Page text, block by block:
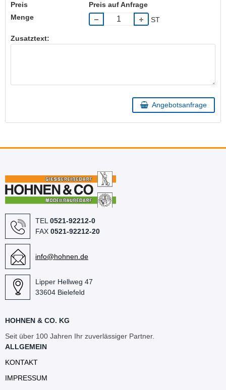
Preis
Preis auf Anfrage
Menge
ST
Zusatztext:
Angebotsanfrage
TEL 0521-92212-0
FAX 0521-92212-20
info@hohnen.de
Lipper Hellweg 47
33604 Bielefeld
HOHNEN & CO. KG
Seit über 100 Jahren Ihr zuverlässiger Partner.
ALLGEMEIN
KONTAKT
IMPRESSUM